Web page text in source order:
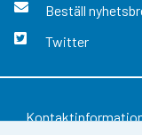
Beställ
Twitter